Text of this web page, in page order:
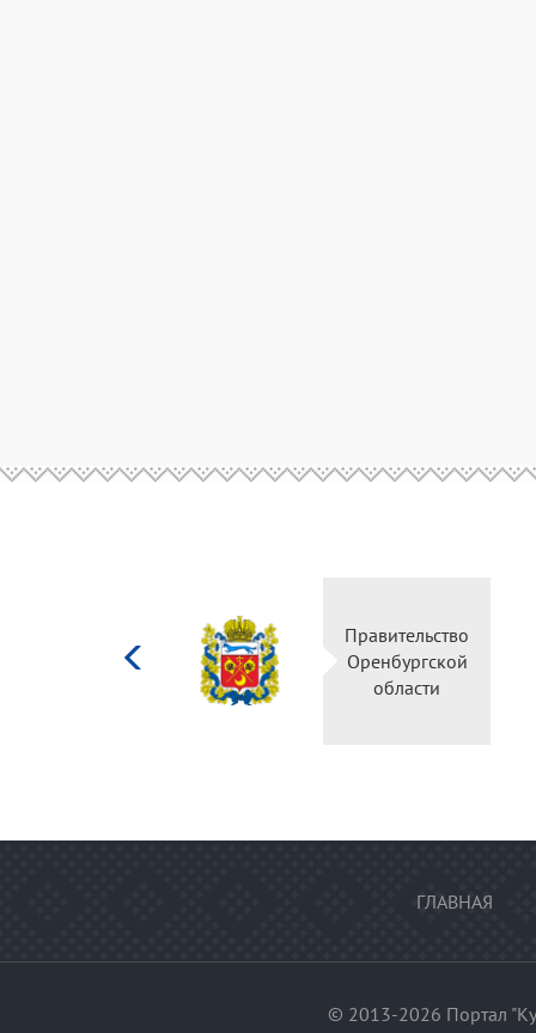
Министерство
культуры
Российской
федерации
ГЛАВНАЯ
© 2013-2026 Портал